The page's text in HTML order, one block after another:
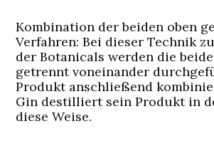
Kombination der beiden oben
Verfahren: Bei dieser Technik
der Botanicals werden die
getrennt voneinander
Produkt anschließend
Gin destilliert sein Produkt in
diese Weise.